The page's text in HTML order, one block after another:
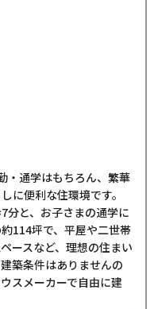
・通学はもちろん、繁華
に便利な住環境です。
分と、お子さまの通学に
114坪で、平屋や二世帯
ースなど、理想の住まい
築条件はありませんの
スメーカーで自由に建